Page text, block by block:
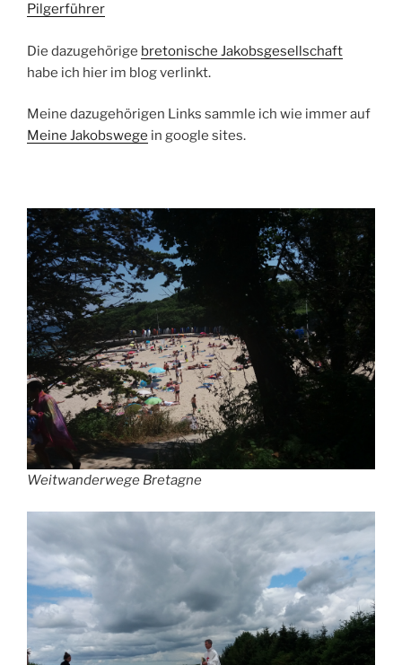
Pilgerführer
Die dazugehörige bretonische Jakobsgesellschaft
habe ich hier im blog verlinkt.
Meine dazugehörigen Links sammle ich wie immer auf
Meine Jakobswege in google sites.
Weitwanderwege Bretagne